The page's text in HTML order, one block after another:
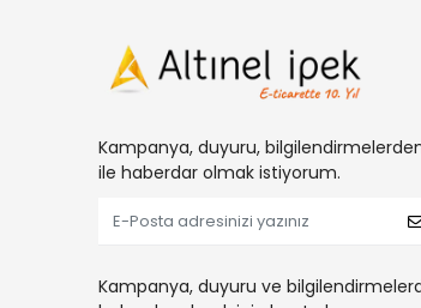
Kampanya, duyuru,
ile haberdar olmak istiyorum.
Kampanya, duyuru ve